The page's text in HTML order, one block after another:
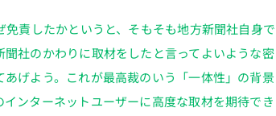
責したかというと、そもそも地方新聞社自身で
社のかわりに取材をしたと言ってよいような密
げよう。これが最高裁のいう「一体性」の背景
ンターネットユーザーに高度な取材を期待でき